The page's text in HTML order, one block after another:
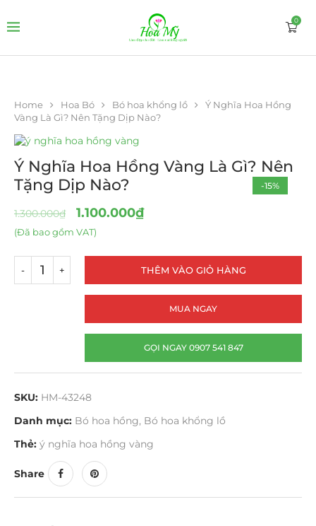
0
Home Hoa Bó Bó hoa khổng lồ
Ý Nghĩa Hoa Hồng
Vàng Là Gì? Nên Tặng Dịp Nào?
-15%
Ý Nghĩa Hoa Hồng Vàng Là Gì? Nên
Tặng Dịp Nào?
1.300.000₫ 1.100.000₫
(Đã bao gồm VAT)
THÊM VÀO GIỎ HÀNG
MUA NGAY
GỌI NGAY 0907 541 847
SKU: HM-43248
Danh mục: Bó hoa hồng, Bó hoa khổng lồ
Thẻ: ý nghĩa hoa hồng vàng
Share